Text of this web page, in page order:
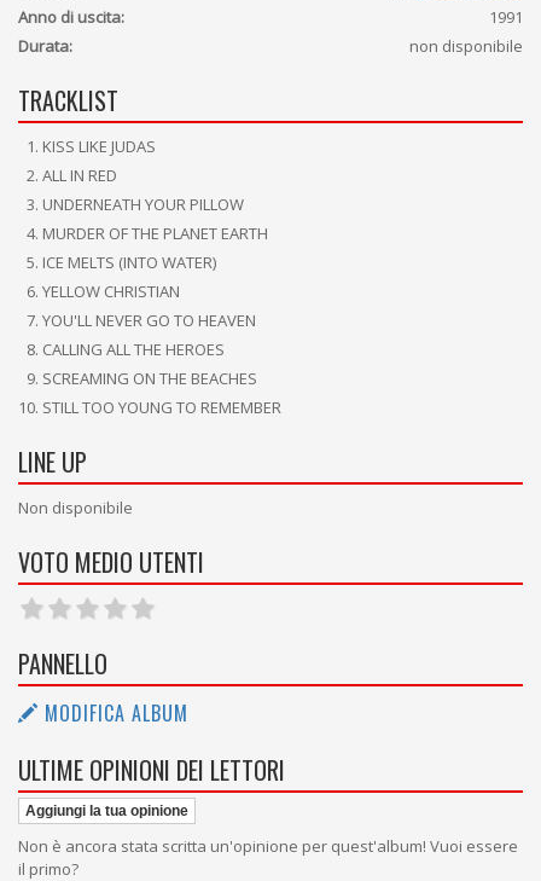
Anno di uscita:
1991
Durata:
non disponibile
TRACKLIST
KISS LIKE JUDAS
ALL IN RED
UNDERNEATH YOUR PILLOW
MURDER OF THE PLANET EARTH
ICE MELTS (INTO WATER)
YELLOW CHRISTIAN
YOU'LL NEVER GO TO HEAVEN
CALLING ALL THE HEROES
SCREAMING ON THE BEACHES
STILL TOO YOUNG TO REMEMBER
LINE UP
Non disponibile
VOTO MEDIO UTENTI
PANNELLO
MODIFICA ALBUM
ULTIME OPINIONI DEI LETTORI
Aggiungi la tua opinione
Non è ancora stata scritta un'opinione per quest'album! Vuoi essere
il primo?